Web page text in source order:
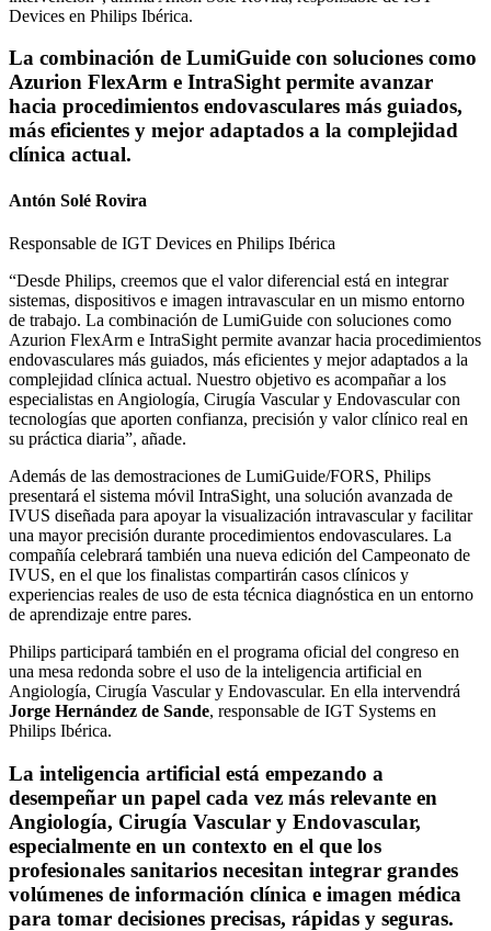
Devices en Philips Ibérica.
La combinación de LumiGuide con soluciones como
Azurion FlexArm e IntraSight permite avanzar
hacia procedimientos endovasculares más guiados,
más eficientes y mejor adaptados a la complejidad
clínica actual.
Antón Solé Rovira
Responsable de IGT Devices en Philips Ibérica
“Desde Philips, creemos que el valor diferencial está en integrar
sistemas, dispositivos e imagen intravascular en un mismo entorno
de trabajo. La combinación de LumiGuide con soluciones como
Azurion FlexArm e IntraSight permite avanzar hacia procedimientos
endovasculares más guiados, más eficientes y mejor adaptados a la
complejidad clínica actual. Nuestro objetivo es acompañar a los
especialistas en Angiología, Cirugía Vascular y Endovascular con
tecnologías que aporten confianza, precisión y valor clínico real en
su práctica diaria”, añade.
Además de las demostraciones de LumiGuide/FORS, Philips
presentará el sistema móvil IntraSight, una solución avanzada de
IVUS diseñada para apoyar la visualización intravascular y facilitar
una mayor precisión durante procedimientos endovasculares. La
compañía celebrará también una nueva edición del Campeonato de
IVUS, en el que los finalistas compartirán casos clínicos y
experiencias reales de uso de esta técnica diagnóstica en un entorno
de aprendizaje entre pares.
Philips participará también en el programa oficial del congreso en
una mesa redonda sobre el uso de la inteligencia artificial en
Angiología, Cirugía Vascular y Endovascular. En ella intervendrá
Jorge Hernández de Sande, responsable de IGT Systems en
Philips Ibérica.
La inteligencia artificial está empezando a
desempeñar un papel cada vez más relevante en
Angiología, Cirugía Vascular y Endovascular,
especialmente en un contexto en el que los
profesionales sanitarios necesitan integrar grandes
volúmenes de información clínica e imagen médica
para tomar decisiones precisas, rápidas y seguras.